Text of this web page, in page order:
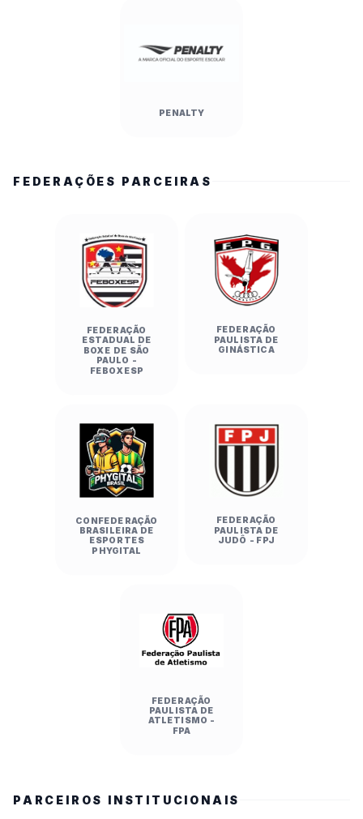
PENALTY
FEDERAÇÕES PARCEIRAS
FEDERAÇÃO
ESTADUAL DE
BOXE DE SÃO
PAULO -
FEBOXESP
FEDERAÇÃO
PAULISTA DE
GINÁSTICA
CONFEDERAÇÃO
BRASILEIRA DE
ESPORTES
PHYGITAL
FEDERAÇÃO
PAULISTA DE
JUDÔ - FPJ
FEDERAÇÃO
PAULISTA DE
ATLETISMO -
FPA
PARCEIROS INSTITUCIONAIS